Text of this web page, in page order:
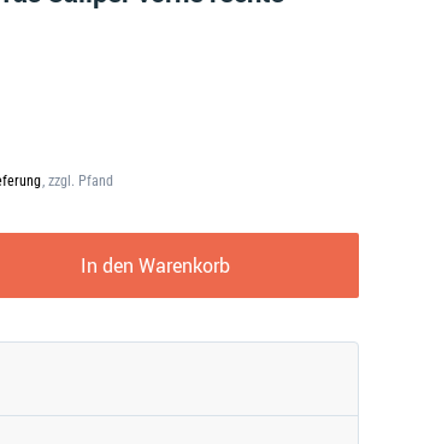
, zzgl. Pfand
In den Warenkorb